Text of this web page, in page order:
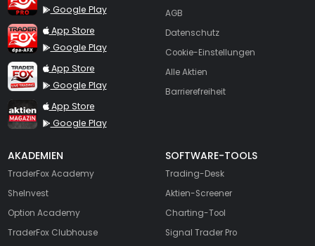
Google Play
TraderFox dpa-AFX ProFeed
App Store
Google Play
TraderFox Live Trading
App Store
Google Play
TraderFox aktien Magazin
App Store
Google Play
AGB
Datenschutz
Cookie-Einstellungen
Alle Aktien
Barrierefreiheit
AKADEMIEN
TraderFox Academy
SheInvest
Option Academy
TraderFox Clubhouse
SOFTWARE-TOOLS
Trading-Desk
Aktien-Screener
Charting-Tool
Signal Trader Pro